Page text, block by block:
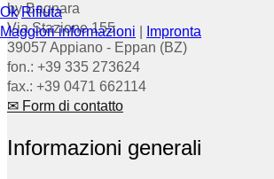
by Bagnara
Via Stazione 155
39057 Appiano - Eppan (BZ)
fon.: +39 335 273624
fax.: +39 0471 662114
✉ Form di contatto
Informazioni generali
Ok Rifiuta
Maggiori informazioni
Impronta